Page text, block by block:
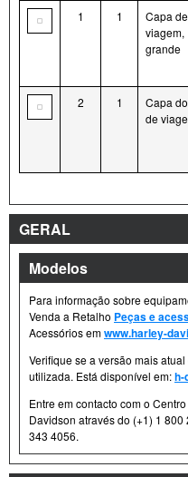
1 1
Capa de
viagem,
grande
2 1
Capa
de
GERAL
Modelos
Para informação sobre
Venda a Retalho Peças e
Acessórios emwww.harley-
Verifique se a versão mais
utilizada. Está disponível em:h-
Entre em contacto com o
Davidson através do (+1) 1
343 4056.